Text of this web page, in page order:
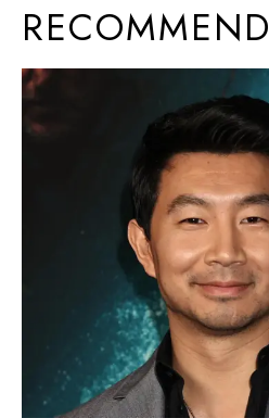
RECOMMEND